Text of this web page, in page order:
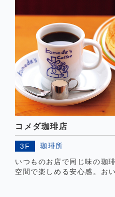
コメダ珈琲店
3F
珈琲所
いつものお店で同じ味の珈
空間で楽しめる安心感。お